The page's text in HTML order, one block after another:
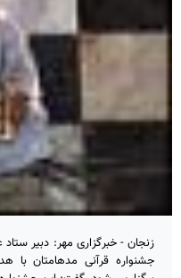
زنجان - خبرگزاری مهر: دبیر
جشنواره قرآنی مدهامتان